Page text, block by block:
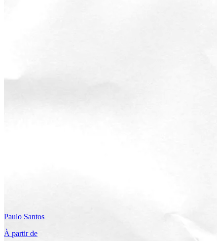
Paulo Santos
À partir de